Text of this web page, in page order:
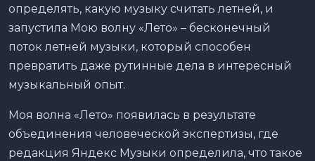
определять, какую музыку считать летней, и
запустила Мою волну «Лето» – бесконечный
поток летней музыки, который способен
превратить даже рутинные дела в интересный
музыкальный опыт.
Моя волна «Лето» появилась в результате
объединения человеческой экспертизы, где
редакция Яндекс Музыки определила, что такое